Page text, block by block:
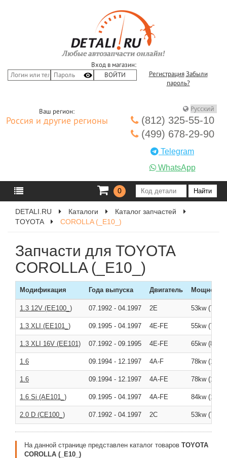
Вход в магазин:
Регистрация Забыли
пароль?
Ваш регион:
Россия и другие регионы
(812) 325-55-10
(499) 678-29-90
Telegram
WhatsApp
0
DETALI.RU Каталоги
Каталог запчастей
TOYOTA
COROLLA (_E10_)
Запчасти для TOYOTA
COROLLA (_E10_)
Модификация Года выпуска Двигатель Мощность
1.3 12V (EE100_) 07.1992 - 04.1997 2E 53kw (72л/
1.3 XLI (EE101_) 09.1995 - 04.1997 4E-FE 55kw (75л/
1.3 XLI 16V (EE101) 07.1992 - 09.1995 4E-FE 65kw (88л/
1.6 09.1994 - 12.1997 4A-F 78kw
1.6 09.1994 - 12.1997 4A-FE 78kw
1.6 Si (AE101_) 09.1995 - 04.1997 4A-FE 84kw
2.0 D (CE100_) 07.1992 - 04.1997 2C 53kw (72л/
На данной странице представлен каталог товаров TOYOTA
COROLLA (_E10_)